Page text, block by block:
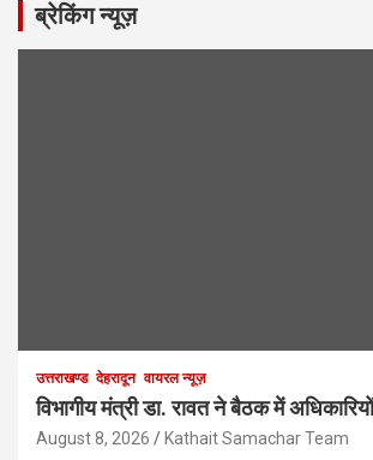
ब्रेकिंग न्यूज़
उत्तराखण्ड देहरादून वायरल न्यूज़
विभागीय मंत्री डा. रावत ने बैठक में
August 8, 2026 Kathait Samachar Team